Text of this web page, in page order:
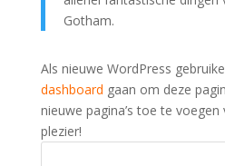
Gotham.
Als nieuwe WordPress
dashboard gaan om deze
nieuwe pagina’s toe te
plezier!